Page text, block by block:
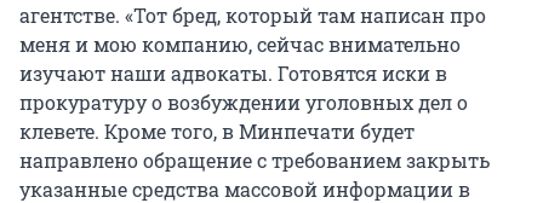
агентстве. «Тот бред, который там написан про
меня и мою компанию, сейчас внимательно
изучают наши адвокаты. Готовятся иски в
прокуратуру о возбуждении уголовных дел о
клевете. Кроме того, в Минпечати будет
направлено обращение с требованием закрыть
указанные средства массовой информации в